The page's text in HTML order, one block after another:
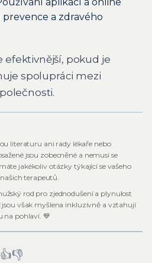
aplikací a online
a zdravého
efektivnější, pokud je
spolupráci mezi
literaturu ani rady lékaře nebo
jsou zobecněné a nemusí se
jakékoliv otázky týkající se vašeho
terapeutů.
rod pro zjednodušení a plynulost
však myšlena inkluzivně a vztahují
na pohlaví. 💙
👍👎